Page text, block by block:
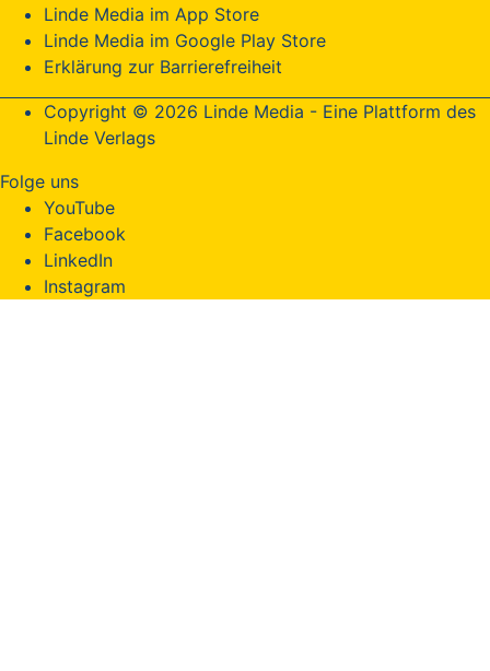
Linde Media im App Store
Linde Media im Google Play Store
Erklärung zur Barrierefreiheit
Copyright © 2026 Linde Media - Eine Plattform des
Linde Verlags
Folge uns
YouTube
Facebook
LinkedIn
Instagram